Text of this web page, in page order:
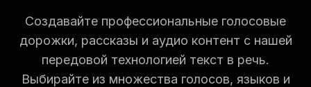
Создавайте профессиональные голосовые
дорожки, рассказы и аудио контент с нашей
передовой технологией текст в речь.
Выбирайте из множества голосов, языков и